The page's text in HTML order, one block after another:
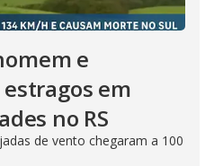
e
em
no RS
de vento chegaram a 100